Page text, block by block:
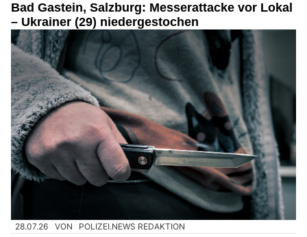
Bad Gastein, Salzburg: Messerattacke vor Lokal
– Ukrainer (29) niedergestochen
28.07.26 VON POLIZEI.NEWS REDAKTION